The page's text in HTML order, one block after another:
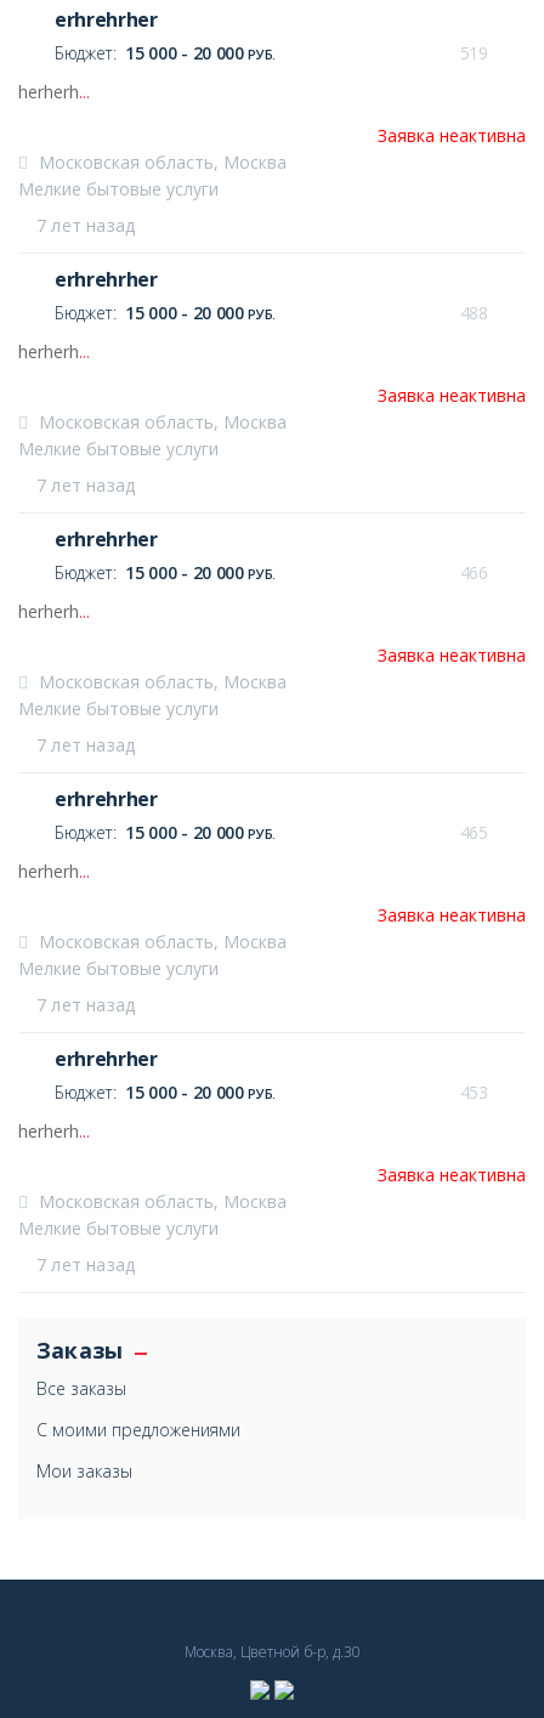
erhrehrher
Бюджет: 15 000 - 20 000РУБ.
519
herherh...
Заявка неактивна
7 лет назад
Московская область, Москва
Мелкие бытовые услуги
erhrehrher
Бюджет: 15 000 - 20 000РУБ.
488
herherh...
Заявка неактивна
7 лет назад
Московская область, Москва
Мелкие бытовые услуги
erhrehrher
Бюджет: 15 000 - 20 000РУБ.
466
herherh...
Заявка неактивна
7 лет назад
Московская область, Москва
Мелкие бытовые услуги
erhrehrher
Бюджет: 15 000 - 20 000РУБ.
465
herherh...
Заявка неактивна
7 лет назад
Московская область, Москва
Мелкие бытовые услуги
erhrehrher
Бюджет: 15 000 - 20 000РУБ.
453
herherh...
Заявка неактивна
7 лет назад
Московская область, Москва
Мелкие бытовые услуги
Заказы
Все заказы
С моими предложениями
Мои заказы
Москва, Цветной б-р, д.30